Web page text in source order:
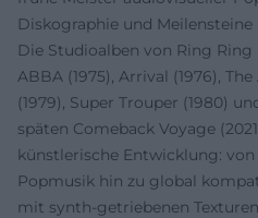
Diskographie und Meilensteine
Die Studioalben von Ring Ring
ABBA (1975), Arrival (1976),
(1979), Super Trouper (1980)
späten Comeback Voyage
künstlerische Entwicklung:
Popmusik hin zu global
mit synth-getriebenen